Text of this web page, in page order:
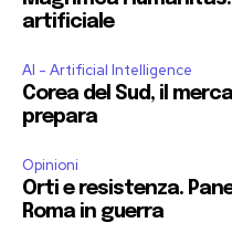
artificiale
AI - Artificial Intelligence
Corea del Sud, il
prepara
Opinioni
Orti e resistenza.
Roma in guerra